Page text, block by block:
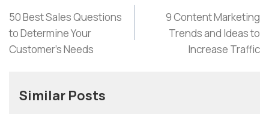
50 Best Sales Questions
to Determine Your
Customer’s Needs
9 Content Marketing
Trends and Ideas to
Increase Traffic
Similar Posts